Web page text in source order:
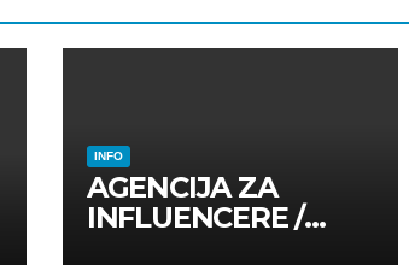
INFO
AGENCIJA ZA
INFLUENCERE /